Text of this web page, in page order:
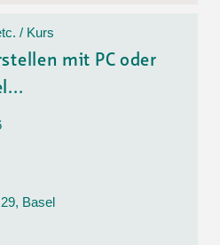
/ Kurs
mit PC oder
Basel